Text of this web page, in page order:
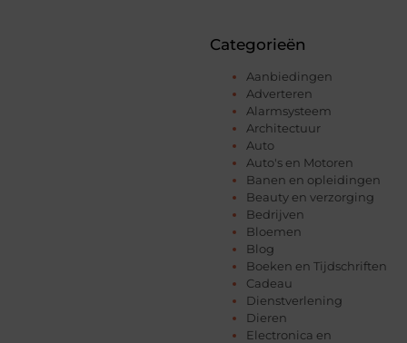
Categorieën
Aanbiedingen
Adverteren
Alarmsysteem
Architectuur
Auto
Auto's en Motoren
Banen en opleidingen
Beauty en verzorging
Bedrijven
Bloemen
Blog
Boeken en Tijdschriften
Cadeau
Dienstverlening
Dieren
Electronica en